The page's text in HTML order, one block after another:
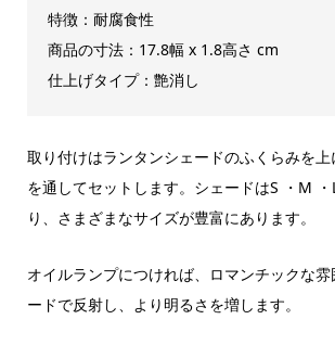
特徴：耐腐食性
商品の寸法：17.8幅 x 1.8高さ cm
仕上げタイプ：艶消し
取り付けはランタンシェードのふくらみを
を通してセットします。シェードはS ・M ・
り、さまざまなサイズが豊富にあります。
オイルランプにつければ、ロマンチックな
ードで反射し、より明るさを増します。